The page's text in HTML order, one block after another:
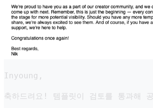
Inyoung,
축하드려요! 템플릿이 검토를 통과해